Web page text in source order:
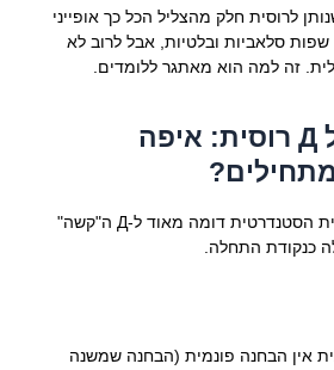
לרוסית חלק מהצליל הכל כך אופייני
סלאביות ובלטיות, אבל לרוב לא
זה למה הוא מאתגר ללומדים.
ד' עברית מול Д רוסית: איפה
כפי שהבנו, הד' העברית הסטנדרטית דומה מאוד ל-Д ה"קשה"
אין הבחנה פונמית (הבחנה שמשנה